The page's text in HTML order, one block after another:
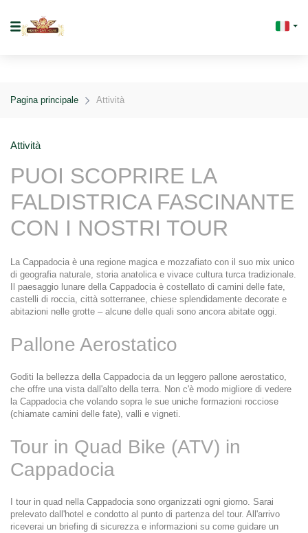
Pagina principale Attività
Attività
PUOI SCOPRIRE LA
FALDISTRICA FASCINANTE
CON I NOSTRI TOUR
La Cappadocia è una regione magica e mozzafiato con il suo mix unico
di geografia naturale, storia anatolica e vivace cultura turca tradizionale.
Il paesaggio lunare della Cappadocia è costellato di camini delle fate,
castelli di roccia, città sotterranee, chiese splendidamente decorate e
abitazioni nelle grotte – alcune delle quali sono ancora abitate oggi.
Pallone Aerostatico
Goditi la bellezza della Cappadocia da un leggero pallone aerostatico,
che offre una vista dall'alto della terra. Non c'è modo migliore di vedere
la Cappadocia che volando sopra le sue uniche formazioni rocciose
(chiamate camini delle fate), valli e vigneti.
Tour in Quad Bike (ATV) in
Cappadocia
I tour in quad nella Cappadocia sono organizzati ogni giorno. Sarai
prelevato dall'hotel e condotto al punto di partenza del tour. All'arrivo
riceverai un briefing di sicurezza e informazioni su come guidare un